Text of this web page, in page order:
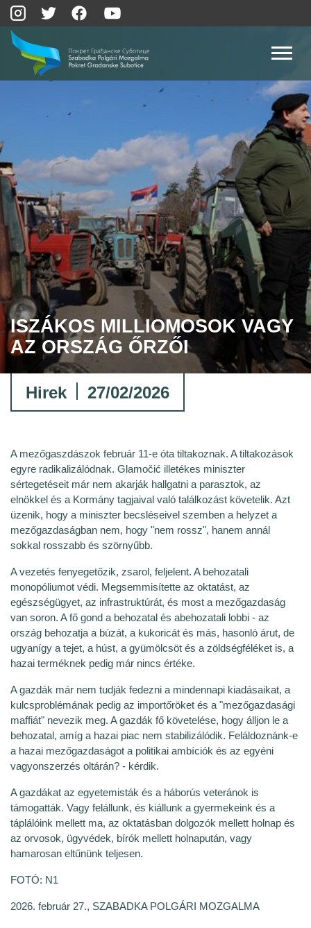
ISZÁKOS MILLIOMOSOK VAGY
AZ ORSZÁG ŐRZŐI
Hirek 27/02/2026
A mezőgaszdászok február 11-e óta tiltakoznak. A tiltakozások
egyre radikalizálódnak. Glamočić illetékes miniszter
sértegetéseit már nem akarják hallgatni a parasztok, az
elnökkel és a Kormány tagjaival való találkozást követelik. Azt
üzenik, hogy a miniszter becsléseivel szemben a helyzet a
mezőgazdaságban nem, hogy "nem rossz", hanem annál
sokkal rosszabb és szörnyűbb.
A vezetés fenyegetőzik, zsarol, feljelent. A behozatali
monopóliumot védi. Megsemmisítette az oktatást, az
egészségügyet, az infrastruktúrát, és most a mezőgazdaság
van soron. A fő gond a behozatal és abehozatali lobbi - az
ország behozatja a búzát, a kukoricát és más, hasonló árut, de
ugyanígy a tejet, a húst, a gyümölcsöt és a zöldségféléket is, a
hazai terméknek pedig már nincs értéke.
A gazdák már nem tudják fedezni a mindennapi kiadásaikat, a
kulcsproblémának pedig az importőröket és a "mezőgazdasági
maffiát" nevezik meg. A gazdák fő követelése, hogy álljon le a
behozatal, amíg a hazai piac nem stabilizálódik. Feláldoznánk-e
a hazai mezőgazdaságot a politikai ambíciók és az egyéni
vagyonszerzés oltárán? - kérdik.
A gazdákat az egyetemisták és a háborús veteránok is
támogatták. Vagy felállunk, és kiállunk a gyermekeink és a
táplálóink mellett ma, az oktatásban dolgozók mellett holnap és
az orvosok, ügyvédek, bírók mellett holnapután, vagy
hamarosan eltűnünk teljesen.
FOTÓ: N1
2026. február 27., SZABADKA POLGÁRI MOZGALMA